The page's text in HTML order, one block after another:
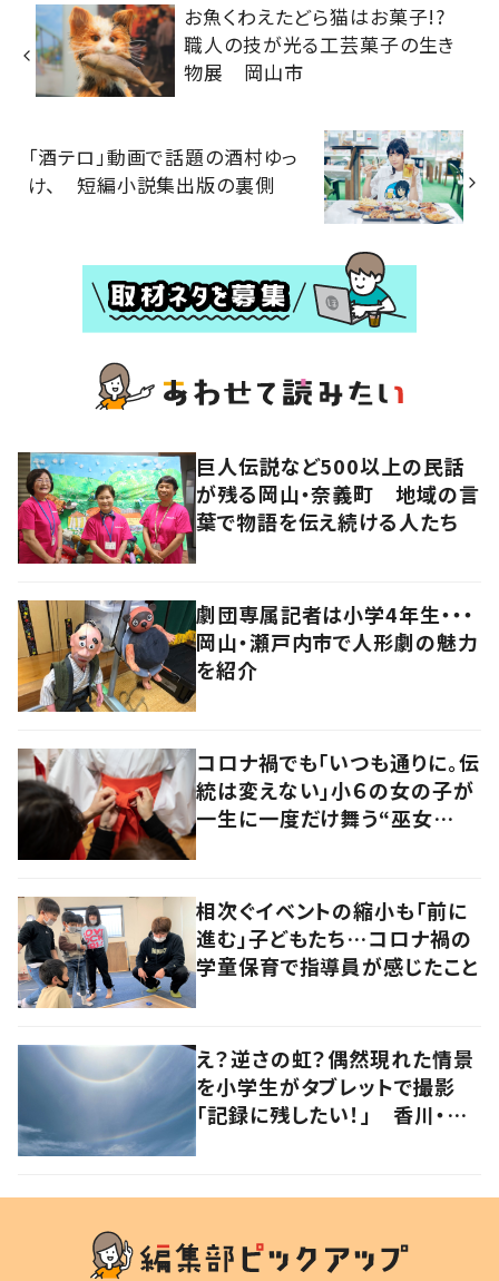
お魚くわえたどら猫はお菓子!?
職人の技が光る工芸菓子の生き
物展 岡山市
「酒テロ」動画で話題の酒村ゆっ
け、 短編小説集出版の裏側
巨人伝説など500以上の民話
が残る岡山・奈義町 地域の言
葉で物語を伝え続ける人たち
劇団専属記者は小学4年生・・・
岡山・瀬戸内市で人形劇の魅力
を紹介
コロナ禍でも「いつも通りに。伝
統は変えない」小６の女の子が
一生に一度だけ舞う“巫女
相次ぐイベントの縮小も「前に
進む」子どもたち…コロナ禍の
学童保育で指導員が感じたこと
え？逆さの虹？偶然現れた情景
を小学生がタブレットで撮影
「記録に残したい！」 香川・高